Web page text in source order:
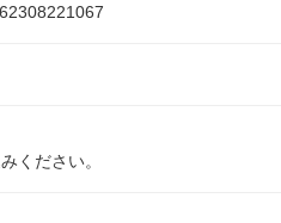
ください。